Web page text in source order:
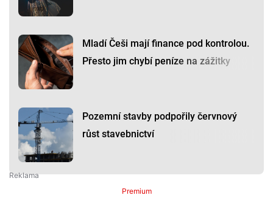
Mladí Češi mají finance pod kontrolou.
Přesto jim chybí peníze na zážitky
Pozemní stavby podpořily červnový
růst stavebnictví
Premium